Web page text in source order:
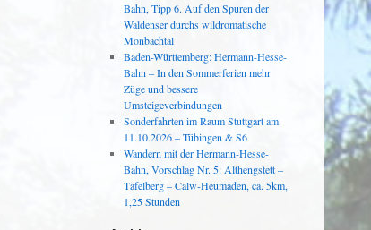
Bahn, Tipp 6. Auf den Spuren der
Waldenser durchs wildromatische
Monbachtal
Baden-Württemberg: Hermann-Hesse-
Bahn – In den Sommerferien mehr
Züge und bessere
Umsteigeverbindungen
Sonderfahrten im Raum Stuttgart am
11.10.2026 – Tübingen & S6
Wandern mit der Hermann-Hesse-
Bahn, Vorschlag Nr. 5: Althengstett –
Täfelberg – Calw-Heumaden, ca. 5km,
1,25 Stunden